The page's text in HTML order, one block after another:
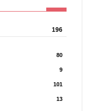
196
80
9
101
13